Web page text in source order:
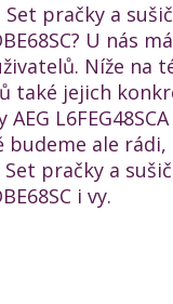
pračky a
U nás
Níže na
také jejich
L6FEG48SCA
budeme ale
pračky a
i vy.